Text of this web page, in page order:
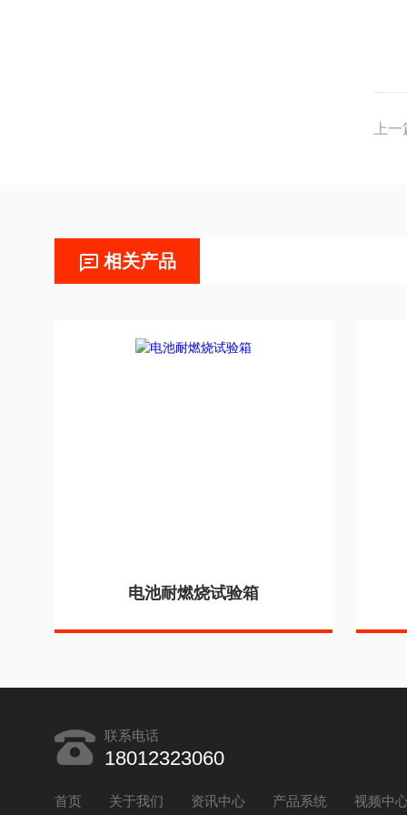
上
相关产品
电池耐燃烧试验箱
联系电话
18012323060
首页 关于我们 资讯中心 产品系统 视频中